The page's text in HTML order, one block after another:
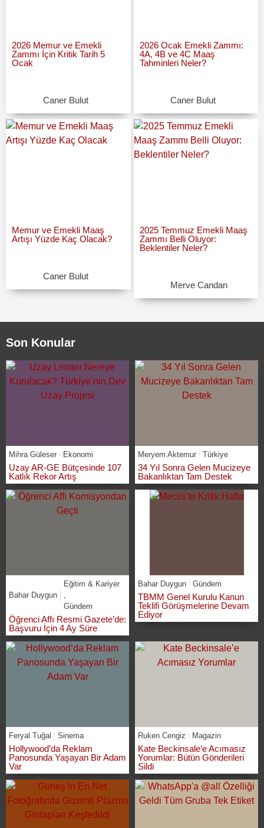
2026 Memur ve Emekli
Zammı İçin Kritik Tarih 5
Ocak
Caner Bulut
2026 Ocak Emekli Zammı:
4A, 4B ve 4C Maaş
Tahminleri Neler?
Caner Bulut
Memur ve Emekli Maaş
Artışı Yüzde Kaç Olacak?
Caner Bulut
2025 Temmuz Emekli Maaş
Zammı Belli Oluyor:
Beklentiler Neler?
Merve Candan
Son Konular
Mihra Güleser Ekonomi
Uzay AR-GE Bütçesinde 107
Katlık Rekor Artış
Meryem Aktemur Türkiye
34 Yıl Sonra Gelen Mucizeye
Bakanlıktan Tam Destek
Bahar Duygun
Eğitim & Kariyer
Gündem
Öğrenci Affı Resmi Gazete’de:
Başvuru İçin 4 Ay Süre
Bahar Duygun Gündem
TBMM Genel Kurulu Kanun
Teklifi Görüşmelerine Devam
Ediyor
Feryal Tuğal Sinema
Hollywood’da Reklam
Panosunda Yaşayan Bir Adam
Var
Ruken Cengiz Magazin
Kate Beckinsale’e Acımasız
Yorumlar: Bütün Gönderileri
Sildi